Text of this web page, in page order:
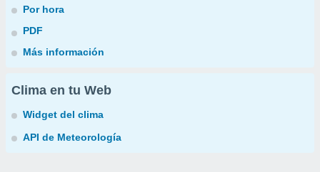
Por hora
PDF
Más información
Clima en tu Web
Widget del clima
API de Meteorología